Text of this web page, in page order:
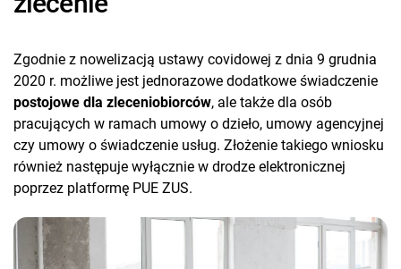
Zgodnie z nowelizacją ustawy covidowej z dnia 9 grudnia
2020 r. możliwe jest jednorazowe dodatkowe świadczenie
postojowe dla zleceniobiorców, ale także dla osób
pracujących w ramach umowy o dzieło, umowy agencyjnej
czy umowy o świadczenie usług. Złożenie takiego wniosku
również następuje wyłącznie w drodze elektronicznej
poprzez platformę PUE ZUS.